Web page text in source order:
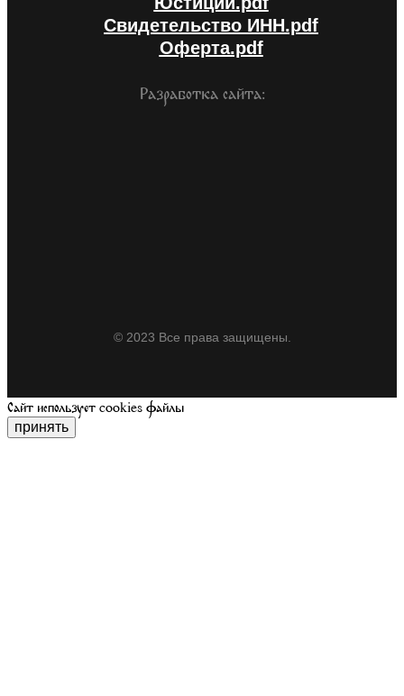
Свидетельство ИНН.pdf
Оферта.pdf
Разработка сайта:
© 2023 Все права защищены.
Сайт использует cookies файлы
принять